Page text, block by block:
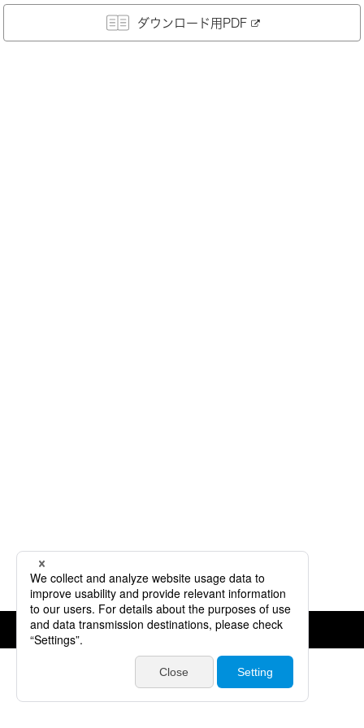
ダウンロード用PDF
©JVCKENWOOD Corporation